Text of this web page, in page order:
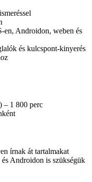
en, Androidon, weben és
és kulcspont-kinyerés
– 1 800 perc
írnak át tartalmakat
Androidon is szükségük